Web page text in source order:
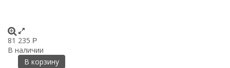
81 235 Р
В наличии
В корзину